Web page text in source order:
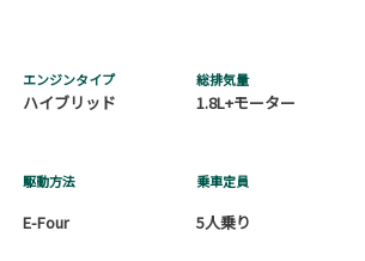
エンジンタイプ
ハイブリッド
総排気量
1.8L+モーター
駆動方法
E-Four
乗車定員
5人乗り